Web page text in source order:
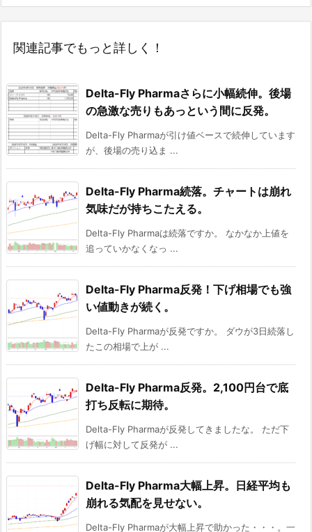
関連記事でもっと詳しく！
Delta-Fly Pharmaさらに小幅続伸。後場
の急激な売りもあっという間に反発。
Delta-Fly Pharmaが引け値ベースで続伸しています
が、後場の売り込ま ...
Delta-Fly Pharma続落。チャートは崩れ
気味だが持ちこたえる。
Delta-Fly Pharmaは続落ですか。 なかなか上値を
追っていかなくなっ ...
Delta-Fly Pharma反発！下げ相場でも強
い値動きが続く。
Delta-Fly Pharmaが反発ですか。 ダウが3日続落し
たこの相場で上が ...
Delta-Fly Pharma反発。2,100円台で底
打ち反転に期待。
Delta-Fly Pharmaが反発してきましたな。 ただ下
げ幅に対して反発が ...
Delta-Fly Pharma大幅上昇。日経平均も
崩れる気配を見せない。
Delta-Fly Pharmaが大幅上昇で助かった・・・。一